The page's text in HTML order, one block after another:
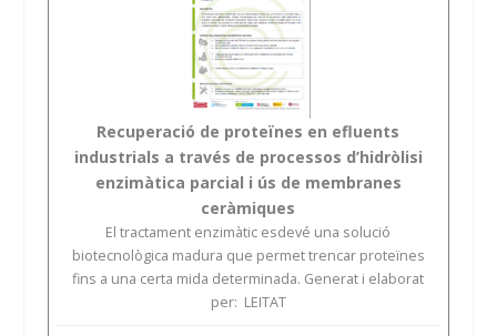
Recuperació de proteïnes en efluents
industrials a través de processos d’hidròlisi
enzimàtica parcial i ús de membranes
ceràmiques
El tractament enzimàtic esdevé una solució
biotecnològica madura que permet trencar proteïnes
fins a una certa mida determinada. Generat i elaborat
per: LEITAT